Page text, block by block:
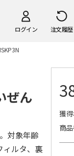
ログイン 注文履歴
ぜん
対象年齢
ィルタ、裏
獲
商